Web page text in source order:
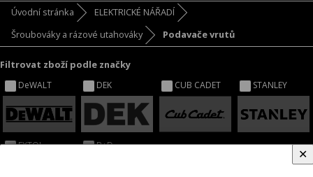
Úvodní stránka
ELEKTRICKÉ NÁŘADÍ
Šroubováky a rázové utahováky
Podavače vrutů
Filtrovat zboží podle značky
DeWALT DEK CUB CADET STANLEY
EXTOL B+D
✕